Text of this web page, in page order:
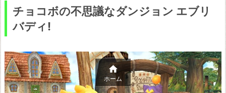
チョコボの不思議なダンジョン エブリ
バディ!

ホーム